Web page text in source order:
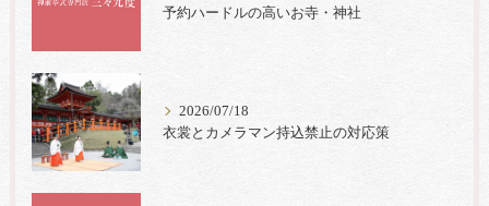
予約ハードルの高いお寺・神社
2026/07/18
衣裳とカメラマン持込禁止の対応策